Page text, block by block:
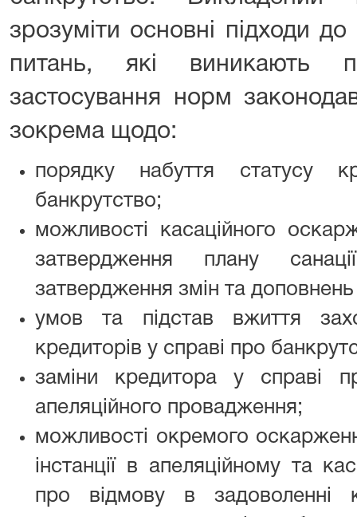
зрозуміти основні підходи
питань, які виникають
застосування норм
зокрема щодо:
порядку набуття статусу
банкрутство;
можливості касаційного
затвердження плану
затвердження змін та
умов та підстав вжиття
кредиторів у справі про
заміни кредитора у справі
апеляційного провадження;
можливості окремого
інстанції в апеляційному та
про відмову в задоволенні